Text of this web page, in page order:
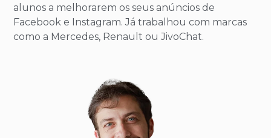
alunos a melhorarem os seus anúncios de
Facebook e Instagram. Já trabalhou com marcas
como a Mercedes, Renault ou JivoChat.